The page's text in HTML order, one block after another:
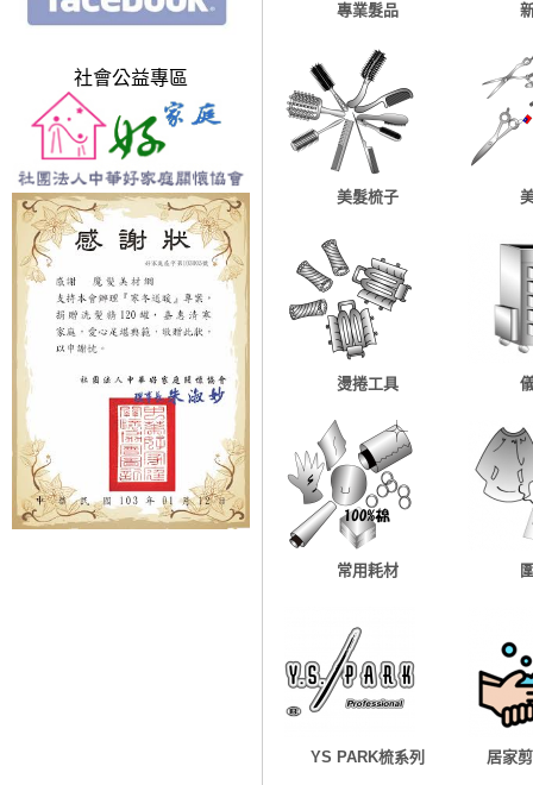
社會公益專區
專業髮品
美髮梳子
燙捲工具
常用耗材
YS PARK梳系列 居家